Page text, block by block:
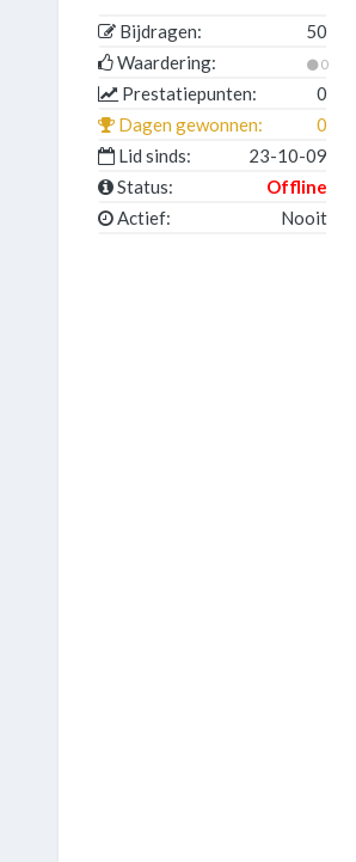
Bijdragen:
50
Waardering:
0
Prestatiepunten:
0
Dagen gewonnen:
0
Lid sinds:
23-10-09
Status:
Offline
Actief:
Nooit